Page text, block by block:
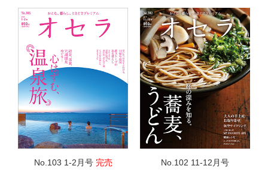
No.103 1-2月号 完売 No.102 11-12月号